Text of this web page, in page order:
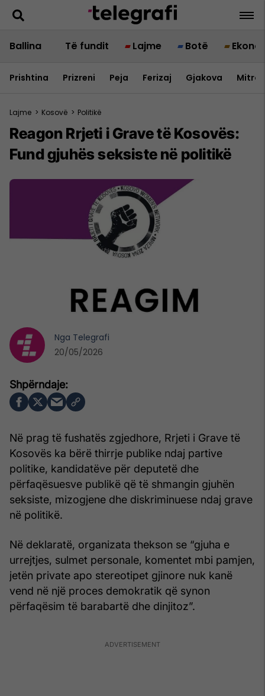
Ballina Të fundit Lajme Botë
Prishtina Prizreni Peja Ferizaj Gjakova
Lajme > Kosovë > Politikë
Reagon Rrjeti i Grave të Kosovës:
Fund gjuhës seksiste në politikë
Në prag të fushatës zgjedhore, Rrjeti i Grave të
Kosovës ka bërë thirrje publike ndaj partive
politike, kandidatëve për deputetë dhe
përfaqësuesve publikë që të shmangin gjuhën
seksiste, mizogjene dhe diskriminuese ndaj grave
në politikë.
Në deklaratë, organizata thekson se “gjuha e
urrejtjes, sulmet personale, komentet mbi pamjen,
jetën private apo stereotipet gjinore nuk kanë
vend në një proces demokratik që synon
përfaqësim të barabartë dhe dinjitoz”.
Nga Telegrafi
20/05/2026